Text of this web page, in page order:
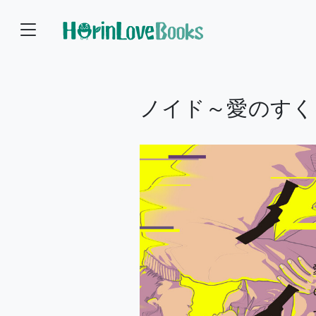
ノイド～愛のす